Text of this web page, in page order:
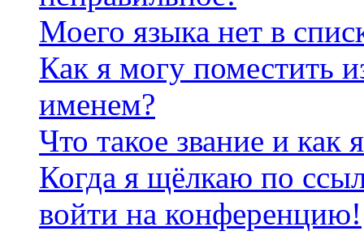
Моего языка нет в
Как я могу поместить
именем?
Что такое звание и как
Когда я щёлкаю по
войти на конференцию!